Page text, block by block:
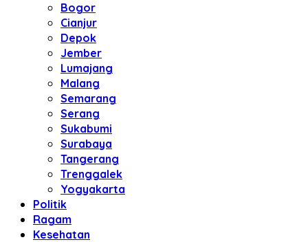
Bogor
Cianjur
Depok
Jember
Lumajang
Malang
Semarang
Serang
Sukabumi
Surabaya
Tangerang
Trenggalek
Yogyakarta
Politik
Ragam
Kesehatan